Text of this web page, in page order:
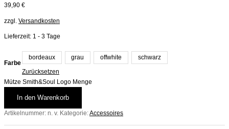
39,90 €
zzgl. Versandkosten
Lieferzeit: 1 - 3 Tage
Farbe
bordeaux grau offwhite schwarz
Zurücksetzen
Mütze Smith&Soul Logo Menge
In den Warenkorb
Artikelnummer: n. v. Kategorie:Accessoires